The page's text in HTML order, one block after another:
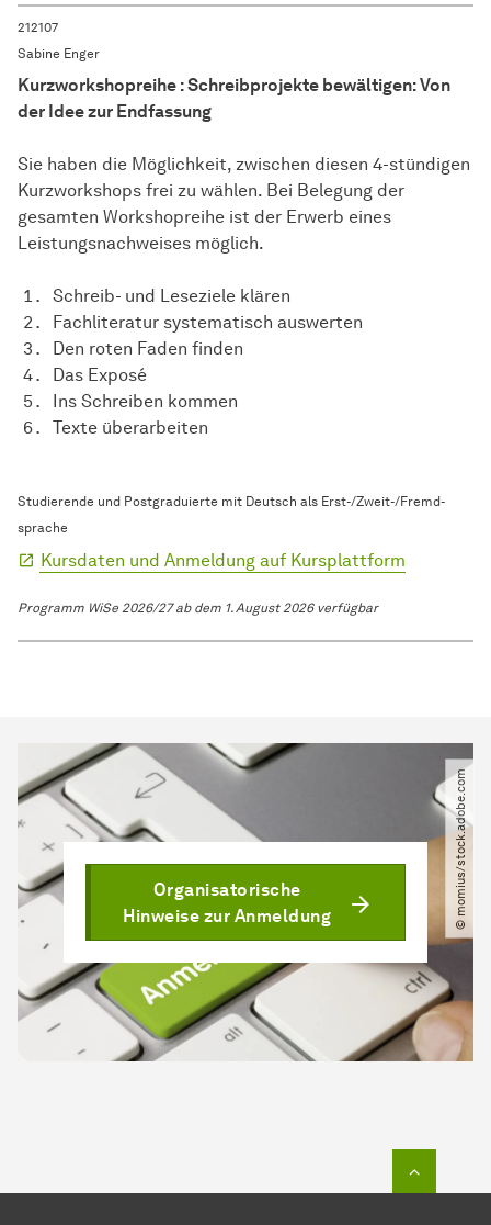
212107
Sabine Enger
Kurzworkshopreihe : Schreibprojekte bewältigen: Von
der Idee zur Endfassung
Sie haben die Möglichkeit, zwischen diesen 4-stündigen
Kurzworkshops frei zu wählen. Bei Belegung der
gesamten Workshopreihe ist der Erwerb eines
Leistungsnachweises möglich.
Schreib- und Leseziele klären
Fachliteratur systematisch auswerten
Den roten Faden finden
Das Exposé
Ins Schreiben kommen
Texte überarbeiten
Studierende und Postgraduierte mit Deutsch als Erst-/Zweit-/Fremd­
sprache
Kursdaten und Anmeldung auf Kursplattform
Programm WiSe 2026/27 ab dem 1. August 2026 verfügbar
Organisatorische
Hinweise zur Anmeldung
© momius​/​stock.adobe.com